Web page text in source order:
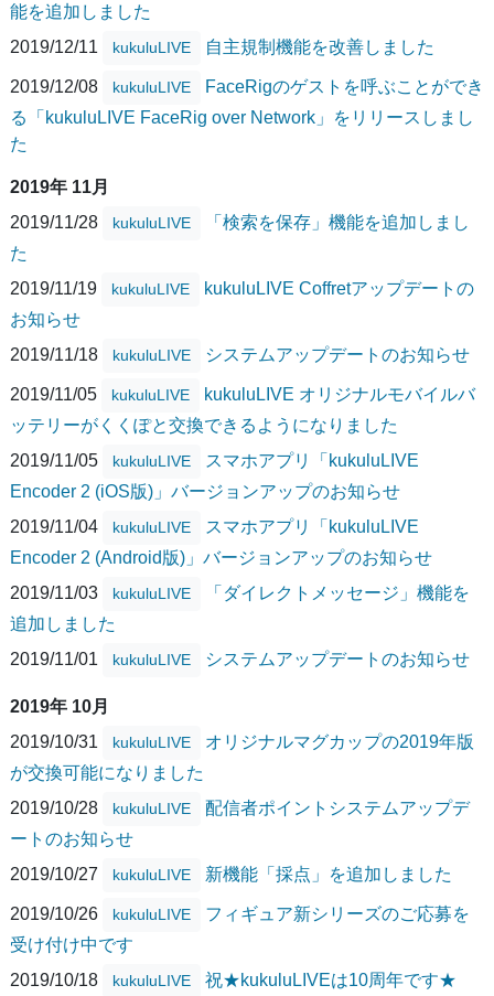
能を追加しました
2019/12/11
kukuluLIVE 自主規制機能を改善しました
2019/12/08 kukuluLIVE
FaceRigのゲストを呼ぶことができ
る「kukuluLIVE FaceRig over Network」をリリースしまし
た
2019年 11月
2019/11/28
kukuluLIVE
「検索を保存」機能を追加しまし
た
2019/11/19
kukuluLIVE
kukuluLIVE Coffretアップデートの
お知らせ
2019/11/18
kukuluLIVE システムアップデートのお知らせ
2019/11/05 kukuluLIVE
kukuluLIVE オリジナルモバイルバ
ッテリーがくくぽと交換できるようになりました
2019/11/05
kukuluLIVE
スマホアプリ「kukuluLIVE
Encoder 2 (iOS版)」バージョンアップのお知らせ
2019/11/04
kukuluLIVE
スマホアプリ「kukuluLIVE
Encoder 2 (Android版)」バージョンアップのお知らせ
2019/11/03
kukuluLIVE
「ダイレクトメッセージ」機能を
追加しました
2019/11/01
kukuluLIVE システムアップデートのお知らせ
2019年 10月
2019/10/31
kukuluLIVE
オリジナルマグカップの2019年版
が交換可能になりました
2019/10/28
kukuluLIVE
配信者ポイントシステムアップデ
ートのお知らせ
2019/10/27
kukuluLIVE 新機能「採点」を追加しました
2019/10/26 kukuluLIVE
フィギュア新シリーズのご応募を
受け付け中です
2019/10/18
kukuluLIVE 祝★kukuluLIVEは10周年です★